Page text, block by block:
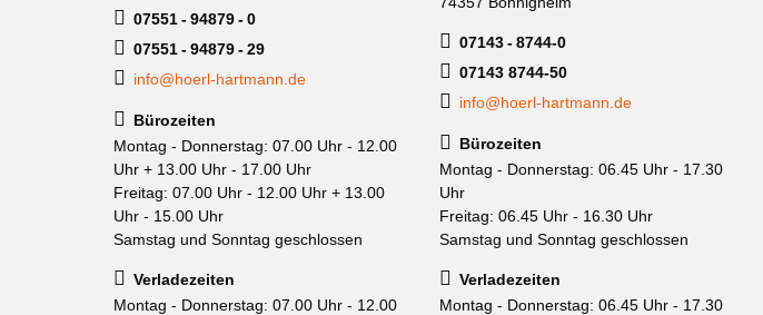
07551 - 94879 - 0
07551 - 94879 - 29
info@hoerl-hartmann.de
Bürozeiten
Montag - Donnerstag: 07.00 Uhr - 12.00
Uhr + 13.00 Uhr - 17.00 Uhr
Freitag: 07.00 Uhr - 12.00 Uhr + 13.00
Uhr - 15.00 Uhr
Samstag und Sonntag geschlossen
Verladezeiten
Montag - Donnerstag: 07.00 Uhr - 12.00
07143 - 8744-0
07143 8744-50
info@hoerl-hartmann.de
Bürozeiten
Montag - Donnerstag: 06.45 Uhr - 17.30
Uhr
Freitag: 06.45 Uhr - 16.30 Uhr
Samstag und Sonntag geschlossen
Verladezeiten
Montag - Donnerstag: 06.45 Uhr - 17.30